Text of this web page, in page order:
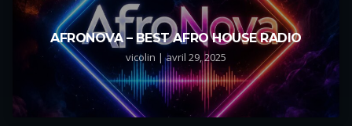
AFRONOVA – BEST AFRO HOUSE RADIO
vicolin | avril 29, 2025